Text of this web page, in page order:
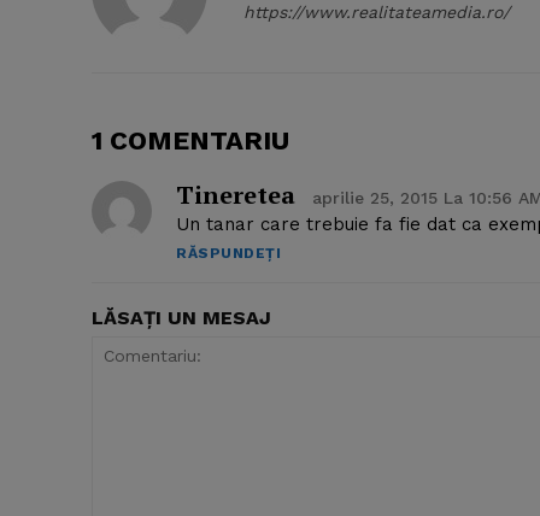
https://www.realitateamedia.ro/
1 COMENTARIU
Tineretea aprilie 25, 2015 La 10:56
Un tanar care trebuie fa fie dat ca
RĂSPUNDEȚI
LĂSAȚI UN MESAJ